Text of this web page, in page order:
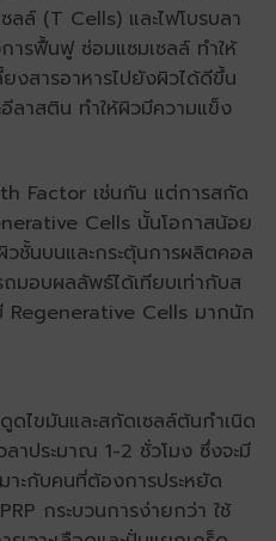
ล์ (T Cells) และไฟโบรบลา
รฟื้นฟู ซ่อมแซมเซลล์ ทำให้
งสารอาหารไปยังผิวได้ดีขึ้น
ลาสติน ทำให้ผิวมีความแข็ง
Factor เช่นกัน แต่การสกัด
Cells นั้นโอกาสน้อย
ชั้นบนและกระตุ้นการผลิตคอล
ถมอบผลลัพธ์ได้เทียบเท่ากับส
Regenerative Cells มากนัก
ไขมันและสกัดเซลล์ต้นกำเนิด
าประมาณ 1-2 ชั่วโมง ซึ่งจะมี
าะกับคนที่ต้องการประหยัด
กระบวนการง่ายกว่า ใช้